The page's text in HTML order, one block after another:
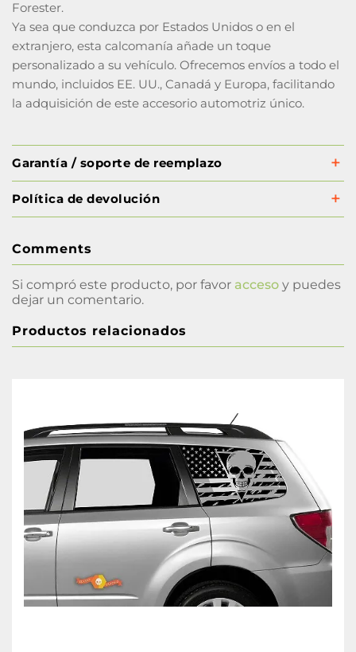
Forester.
Ya sea que conduzca por Estados Unidos o en el
extranjero, esta calcomanía añade un toque
personalizado a su vehículo. Ofrecemos envíos a todo el
mundo, incluidos EE. UU., Canadá y Europa, facilitando
la adquisición de este accesorio automotriz único.
Garantía / soporte de reemplazo
Política de devolución
Comments
Si compró este producto, por favor acceso y puedes
dejar un comentario.
Productos relacionados